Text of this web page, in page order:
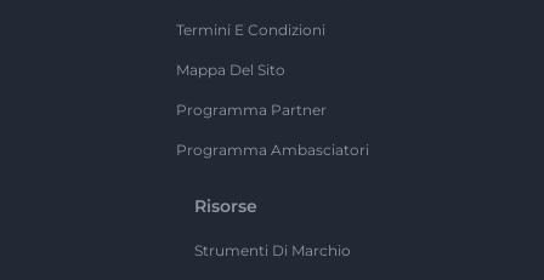
Termini E Condizioni
Mappa Del Sito
Programma Partner
Programma Ambasciatori
Risorse
Strumenti Di Marchio